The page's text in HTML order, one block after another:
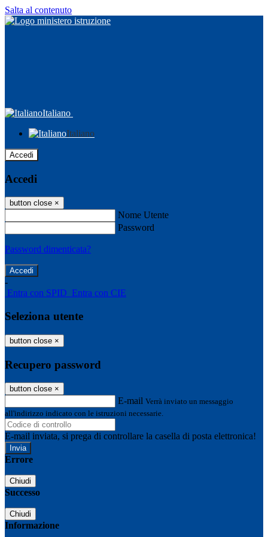
Salta al contenuto
Italiano
Italiano
Accedi
Accedi
button close ×
Nome Utente
Password
Password dimenticata?
-
Entra con SPID Entra con CIE
Seleziona utente
button close ×
Recupero password
button close ×
E-mail Verrà inviato un messaggio
all'indirizzo indicato con le istruzioni necessarie.
E-mail inviata, si prega di controllare la casella di posta elettronica!
Errore
Chiudi
Successo
Chiudi
Informazione